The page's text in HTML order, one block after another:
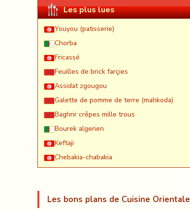
Les plus lues
Youyou (patisserie)
Chorba
Fricassé
Feuilles de brick farçies
Assidat zgougou
Galette de pomme de terre (mahkoda)
Baghrir crêpes mille trous
Bourek algerien
Keftaji
Chebakia-chabakia
Les bons plans de Cuisine Orientale